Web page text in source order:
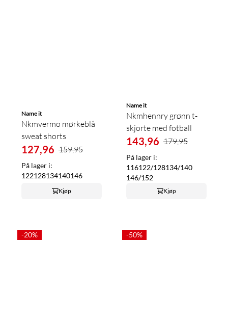
Name it
Nkmvermo mørkeblå
sweat shorts
127,96 159,95
På lager i:
122128134140146
Kjøp
Name it
Nkmhennry grønn t-
skjorte med fotball
143,96 179,95
På lager i:
116122/128134/140
146/152
Kjøp
-20% -50%